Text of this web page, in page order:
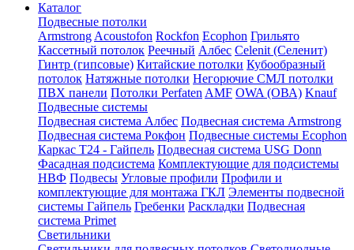
Каталог
Подвесные потолки
Armstrong Acoustofon Rockfon Ecophon Грильято
Кассетный потолок Реечный Албес Celenit (Селенит)
Гинтр (гипсовые) Китайские потолки Кубообразный
потолок Натяжные потолки Негорючие СМЛ потолки
ПВХ панели Потолки Perfaten AMF OWA (ОВА) Knauf
Подвесные системы
Подвесная система Албес Подвесная система Armstrong
Подвесная система Рокфон Подвесные системы Ecophon
Каркас Т24 - Гайпель Подвесная система USG Donn
Фасадная подсистема Комплектующие для подсистемы
НВФ Подвесы Угловые профили Профили и
комплектующие для монтажа ГКЛ Элементы подвесной
системы Гайпель Гребенки Раскладки Подвесная
система Primet
Светильники